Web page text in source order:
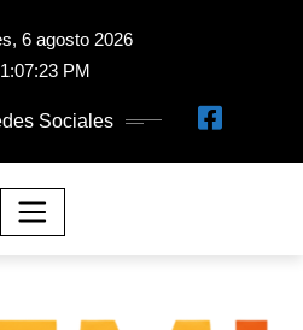
6 agosto 2026
1:07:26 PM
Sociales